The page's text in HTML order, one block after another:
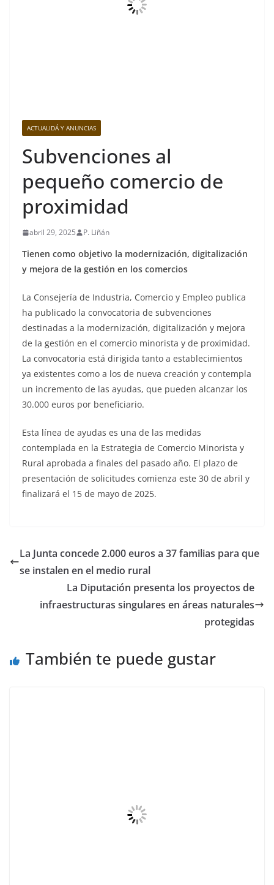
ACTUALIDÁ Y ANUNCIAS
Subvenciones al
pequeño comercio de
proximidad
abril 29, 2025 P. Liñán
Tienen como objetivo la modernización, digitalización
y mejora de la gestión en los comercios
La Consejería de Industria, Comercio y Empleo publica
ha publicado la convocatoria de subvenciones
destinadas a la modernización, digitalización y mejora
de la gestión en el comercio minorista y de proximidad.
La convocatoria está dirigida tanto a establecimientos
ya existentes como a los de nueva creación y contempla
un incremento de las ayudas, que pueden alcanzar los
30.000 euros por beneficiario.
Esta línea de ayudas es una de las medidas
contemplada en la Estrategia de Comercio Minorista y
Rural aprobada a finales del pasado año. El plazo de
presentación de solicitudes comienza este 30 de abril y
finalizará el 15 de mayo de 2025.
La Junta concede 2.000 euros a 37 familias para que
se instalen en el medio rural
La Diputación presenta los proyectos de
infraestructuras singulares en áreas naturales
protegidas
También te puede gustar